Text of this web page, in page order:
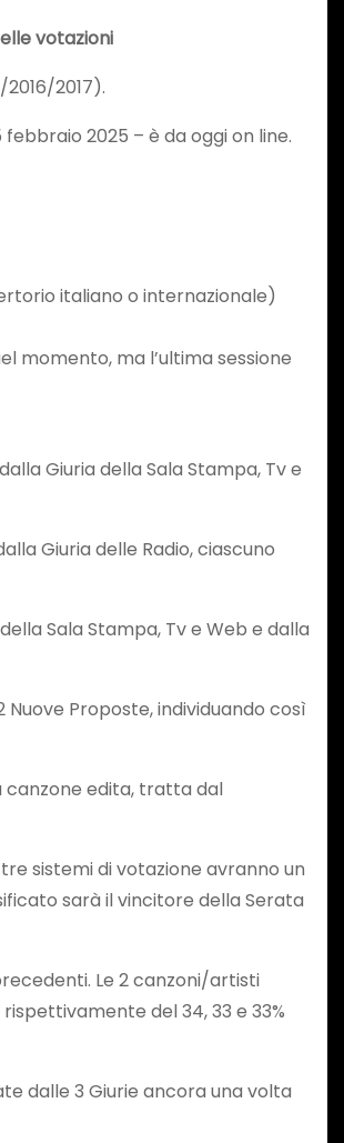
votazioni
2017).
febbraio 2025 – è da oggi on line.
italiano o internazionale)
momento, ma l’ultima sessione
Giuria della Sala Stampa, Tv e
Giuria delle Radio, ciascuno
Sala Stampa, Tv e Web e dalla
Proposte, individuando così
canzone edita, tratta dal
sistemi di votazione avranno un
sarà il vincitore della Serata
Le 2 canzoni/artisti
del 34, 33 e 33%
dalle 3 Giurie ancora una volta